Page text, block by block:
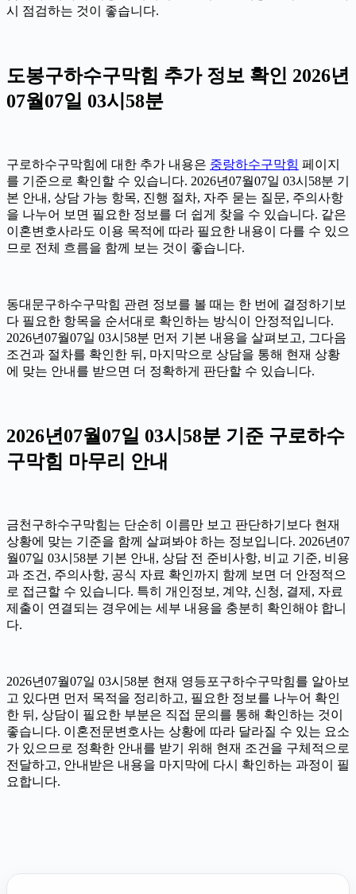
시 점검하는 것이 좋습니다.
도봉구하수구막힘 추가 정보 확인 2026년
07월07일 03시58분
구로하수구막힘에 대한 추가 내용은 중랑하수구막힘 페이지
를 기준으로 확인할 수 있습니다. 2026년07월07일 03시58분 기
본 안내, 상담 가능 항목, 진행 절차, 자주 묻는 질문, 주의사항
을 나누어 보면 필요한 정보를 더 쉽게 찾을 수 있습니다. 같은
이혼변호사라도 이용 목적에 따라 필요한 내용이 다를 수 있으
므로 전체 흐름을 함께 보는 것이 좋습니다.
동대문구하수구막힘 관련 정보를 볼 때는 한 번에 결정하기보
다 필요한 항목을 순서대로 확인하는 방식이 안정적입니다.
2026년07월07일 03시58분 먼저 기본 내용을 살펴보고, 그다음
조건과 절차를 확인한 뒤, 마지막으로 상담을 통해 현재 상황
에 맞는 안내를 받으면 더 정확하게 판단할 수 있습니다.
2026년07월07일 03시58분 기준 구로하수
구막힘 마무리 안내
금천구하수구막힘는 단순히 이름만 보고 판단하기보다 현재
상황에 맞는 기준을 함께 살펴봐야 하는 정보입니다. 2026년07
월07일 03시58분 기본 안내, 상담 전 준비사항, 비교 기준, 비용
과 조건, 주의사항, 공식 자료 확인까지 함께 보면 더 안정적으
로 접근할 수 있습니다. 특히 개인정보, 계약, 신청, 결제, 자료
제출이 연결되는 경우에는 세부 내용을 충분히 확인해야 합니
다.
2026년07월07일 03시58분 현재 영등포구하수구막힘를 알아보
고 있다면 먼저 목적을 정리하고, 필요한 정보를 나누어 확인
한 뒤, 상담이 필요한 부분은 직접 문의를 통해 확인하는 것이
좋습니다. 이혼전문변호사는 상황에 따라 달라질 수 있는 요소
가 있으므로 정확한 안내를 받기 위해 현재 조건을 구체적으로
전달하고, 안내받은 내용을 마지막에 다시 확인하는 과정이 필
요합니다.